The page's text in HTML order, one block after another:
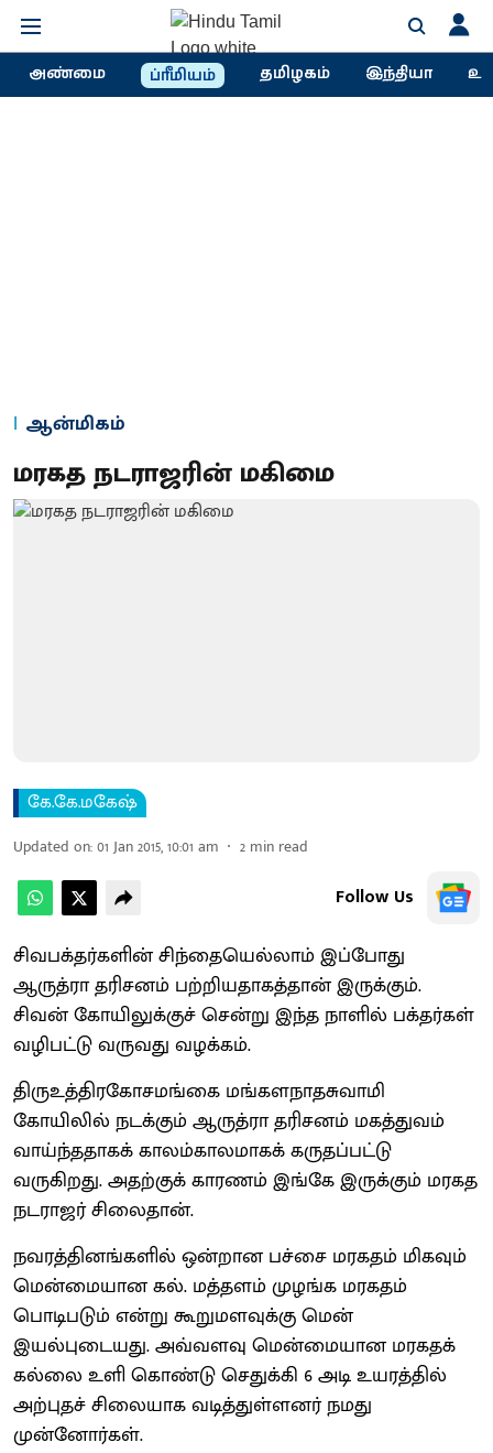
அண்மை ப்ரீமியம் தமிழகம் இந்தியா
ஆன்மிகம்
மரகத நடராஜரின் மகிமை
கே.கே.மகேஷ்
Updated on:01 Jan 2015, 10:01 am 2 min read
Follow Us
சிவபக்தர்களின் சிந்தையெல்லாம் இப்போது
ஆருத்ரா தரிசனம் பற்றியதாகத்தான் இருக்கும்.
சிவன் கோயிலுக்குச் சென்று இந்த நாளில் பக்தர்கள்
வழிபட்டு வருவது வழக்கம்.
திருஉத்திரகோசமங்கை மங்களநாதசுவாமி
கோயிலில் நடக்கும் ஆருத்ரா தரிசனம் மகத்துவம்
வாய்ந்ததாகக் காலம்காலமாகக் கருதப்பட்டு
வருகிறது. அதற்குக் காரணம் இங்கே இருக்கும் மரகத
நடராஜர் சிலைதான்.
நவரத்தினங்களில் ஒன்றான பச்சை மரகதம் மிகவும்
மென்மையான கல். மத்தளம் முழங்க மரகதம்
பொடிபடும் என்று கூறுமளவுக்கு மென்
இயல்புடையது. அவ்வளவு மென்மையான மரகதக்
கல்லை உளி கொண்டு செதுக்கி 6 அடி உயரத்தில்
அற்புதச் சிலையாக வடித்துள்ளனர் நமது
முன்னோர்கள்.